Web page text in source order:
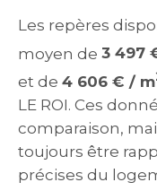
Les repères
moyen de 3 497
et de 4 606 € / m
LE ROI. Ces
comparaison,
toujours être
précises du